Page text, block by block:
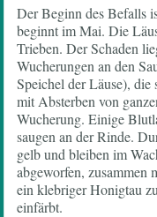
Der Beginn des Befalls
beginnt im Mai. Die
Trieben. Der Schaden
Wucherungen an den
Speichel der Läuse),
mit Absterben von
Wucherung. Einige
saugen an der Rinde.
gelb und bleiben im
abgeworfen,
ein klebriger Honigtau
einfärbt.